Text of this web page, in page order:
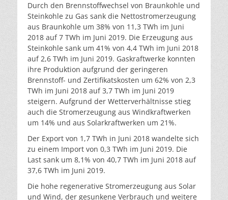
Durch den Brennstoffwechsel von Braunkohle und
Steinkohle zu Gas sank die Nettostromerzeugung
aus Braunkohle um 38% von 11,3 TWh im Juni
2018 auf 7 TWh im Juni 2019. Die Erzeugung aus
Steinkohle sank um 41% von 4,4 TWh im Juni 2018
auf 2,6 TWh im Juni 2019. Gaskraftwerke konnten
ihre Produktion aufgrund der geringeren
Brennstoff- und Zertifikatskosten um 62% von 2,3
TWh im Juni 2018 auf 3,7 TWh im Juni 2019
steigern. Aufgrund der Wetterverhältnisse stieg
auch die Stromerzeugung aus Windkraftwerken
um 14% und aus Solarkraftwerken um 21%.
Der Export von 1,7 TWh in Juni 2018 wandelte sich
zu einem Import von 0,3 TWh im Juni 2019. Die
Last sank um 8,1% von 40,7 TWh im Juni 2018 auf
37,6 TWh im Juni 2019.
Die hohe regenerative Stromerzeugung aus Solar
und Wind, der gesunkene Verbrauch und weitere